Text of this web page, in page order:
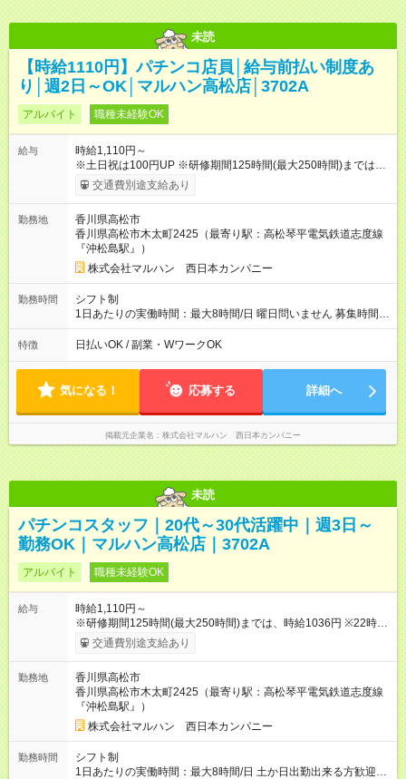
未読
【時給1110円】パチンコ店員│給与前払い制度あ
り│週2日～OK│マルハン高松店│3702A
アルバイト 職種未経験OK
給与
時給1,110円～
※土日祝は100円UP ※研修期間125時間(最大250時間)までは、
時給1,036円 ※22時以降時給25％ＵＰ 【試用期間】試用期間な
交通費別途支給あり
勤務地
香川県高松市
香川県高松市木太町2425（最寄り駅：高松琴平電気鉄道志度線
『沖松島駅』）
株式会社マルハン 西日本カンパニー
勤務時間
シフト制
1日あたりの実働時間：最大8時間/日 曜日問いません 募集時間
帯：8:00-17:00/15:30-24:30 詳しくは下記お問い合わせ電話番号
へご連絡ください。 0120-314-508(9時～20時土日祝も受付) 1
特徴 日払いOK / 副業・WワークOK
気になる！ 応募する 詳細へ
掲載元企業名 株式会社マルハン 西日本カンパニー
未読
パチンコスタッフ｜20代～30代活躍中｜週3日～
勤務OK｜マルハン高松店｜3702A
アルバイト 職種未経験OK
給与
時給1,110円～
※研修期間125時間(最大250時間)までは、時給1036円 ※22時以
降時給25％ＵＰ ※土日祝時給100円UP 【試用期間】試用期間な
交通費別途支給あり
勤務地
香川県高松市
香川県高松市木太町2425（最寄り駅：高松琴平電気鉄道志度線
『沖松島駅』）
株式会社マルハン 西日本カンパニー
勤務時間
シフト制
1日あたりの実働時間：最大8時間/日 土か日出勤出来る方歓迎★